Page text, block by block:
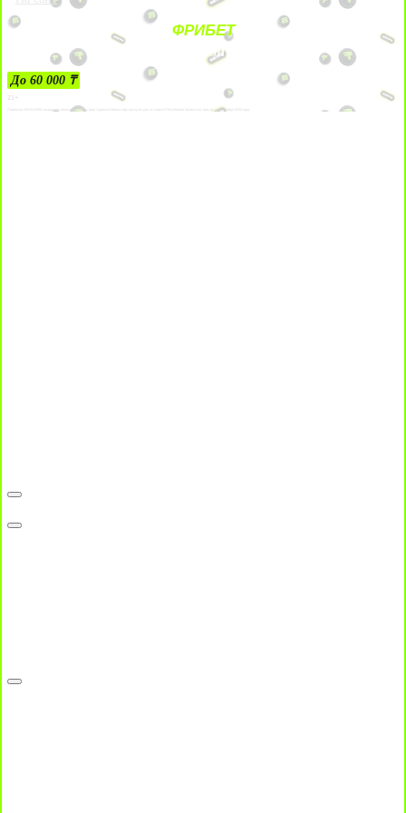
ФРИБЕТ
ЗА ДЕПОЗИТЫ
До 60 000 ₸
21+
Лицензии №24514359, выданной комитетом индустрии туризма Министерства культуры и спорта Республики Казахстан срок до 27 сентября 2034 года.